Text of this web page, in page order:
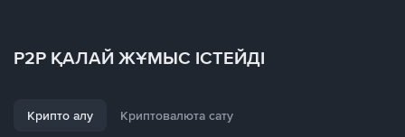
P2P ҚАЛАЙ ЖҰМЫС ІСТЕЙДІ
Крипто алу Криптовалюта сату